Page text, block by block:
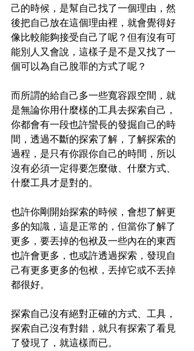
己的時候，是幫自己找了一個理由，然
後把自己放在這個理由裡，就會覺得好
像比較能夠接受自己了呢？但有沒有可
能別人又會說，這樣子是不是又找了一
個可以為自己脫罪的方式了呢？
而所謂的給自己多一些寬容跟空間，就
是無論你用什麼樣的工具去探索自己，
你都會有一段也許蠻長的發掘自己的時
間，透過不斷的探索了解，了解探索的
過程，是只有你跟你自己的時間，所以
沒有必須一定得要怎麼做、什麼方式、
什麼工具才是對的。
也許你剛開始探索的時候，會想了解更
多的知識，這是正常的，但當你了解了
更多，要丟掉的包袱及一些內在的東西
也許會更多，也或許透過探索，發現自
己有更多更多的包袱，丟掉它或不丟掉
都很好。
探索自己沒有絕對正確的方式、工具，
探索自己沒有對錯，就只有探索了看見
了發現了，就這樣而已。